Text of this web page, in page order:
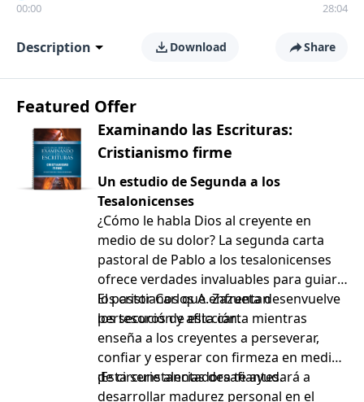
00:00 28:04
Description Download Share
Featured Offer
Examinando las Escrituras:
Cristianismo firme
Un estudio de Segunda a los
Tesalonicenses
¿Cómo le habla Dios al creyente en
medio de su dolor? La segunda carta
pastoral de Pablo a los tesalonicenses
ofrece verdades invaluables para guiar a
los cristianos que enfrentan
persecución y aflicción.
El pastor Carlos A. Zazueta desenvuelve
los tesoros de esta carta mientras
enseña a los creyentes a perseverar,
confiar y esperar con firmeza en medio
de circunstancias desafiantes.
¡Esta serie alentadora te ayudará a
desarrollar madurez personal en el